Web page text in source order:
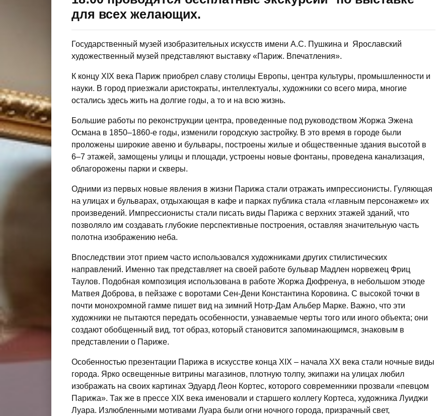
для всех желающих.
Государственный музей изобразительных искусств имени А.С. Пушкина и Ярославский
художественный музей представляют выставку «Париж. Впечатления».
К концу XIX века Париж приобрел славу столицы Европы, центра культуры, промышленности и
науки. В город приезжали аристократы, интеллектуалы, художники со всего мира, многие
остались здесь жить на долгие годы, а то и на всю жизнь.
Большие работы по реконструкции центра, проведенные под руководством Жоржа Эжена
Османа в 1850–1860-е годы, изменили городскую застройку. В это время в городе были
проложены широкие авеню и бульвары, построены жилые и общественные здания высотой в
6–7 этажей, замощены улицы и площади, устроены новые фонтаны, проведена канализация,
облагорожены парки и скверы.
Одними из первых новые явления в жизни Парижа стали отражать импрессионисты. Гуляющая
на улицах и бульварах, отдыхающая в кафе и парках публика стала «главным персонажем» их
произведений. Импрессионисты стали писать виды Парижа с верхних этажей зданий, что
позволяло им создавать глубокие перспективные построения, оставляя значительную часть
полотна изображению неба.
Впоследствии этот прием часто использовался художниками других стилистических
направлений. Именно так представляет на своей работе бульвар Мадлен норвежец Фриц
Таулов. Подобная композиция использована в работе Жоржа Дюфренуа, в небольшом этюде
Матвея Доброва, в пейзаже с воротами Сен-Дени Константина Коровина. С высокой точки в
почти монохромной гамме пишет вид на зимний Нотр-Дам Альбер Марке. Важно, что эти
художники не пытаются передать особенности, узнаваемые черты того или иного объекта; они
создают обобщенный вид, тот образ, который становится запоминающимся, знаковым в
представлении о Париже.
Особенностью презентации Парижа в искусстве конца XIX – начала XX века стали ночные виды
города. Ярко освещенные витрины магазинов, плотную толпу, экипажи на улицах любил
изображать на своих картинах Эдуард Леон Кортес, которого современники прозвали «певцом
Парижа». Так же в прессе XIX века именовали и старшего коллегу Кортеса, художника Луиджи
Луара. Излюбленными мотивами Луара были огни ночного города, призрачный свет,